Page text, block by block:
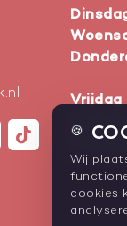
Vrijdag
Zondag
🍪
Wij
cookies